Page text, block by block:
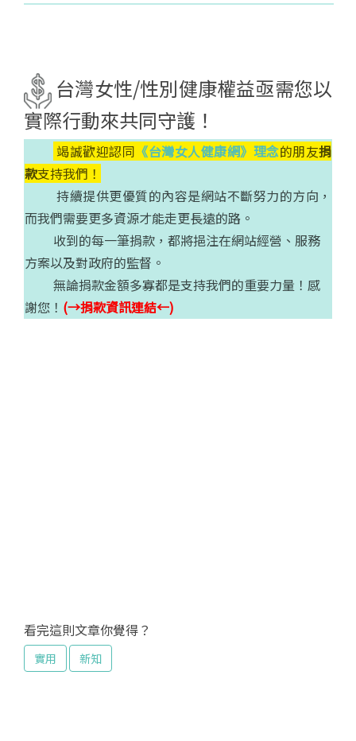
台灣女性/性別健康權益亟需您以
實際行動來共同守護！
竭誠歡迎認同 《台灣女人健康網》理念的朋友捐
款支持我們！
持續提供更優質的內容是網站不斷努力的方向，
而我們需要更多資源才能走更長遠的路。
收到的每一筆捐款，都將挹注在網站經營、服務
方案以及對政府的監督。
無論捐款金額多寡都是支持我們的重要力量！感
謝您！ (→捐款資訊連結←)
看完這則文章你覺得？
實用 新知